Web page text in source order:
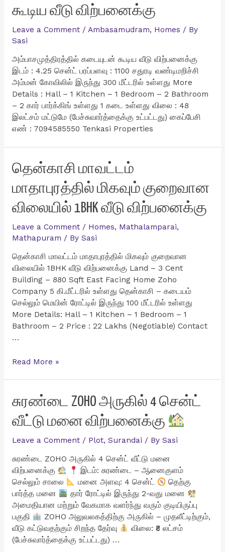
கூடிய வீடு விற்பனைக்கு
Leave a Comment / Ambasamudram, Homes / By
Sasi
அம்பாசமுத்திரத்தில் கடையுடன் கூடிய வீடு விற்பனைக்கு
இடம் : 4.25 சென்ட் பரப்பளவு : 1100 சதுரடி வண்டிமறிச்சி
அம்மன் கோவிலில் இருந்து 300 மீட்டரில் உள்ளது More
Details : Hall – 1 Kitchen – 1 Bedroom – 2 Bathroom
– 2 கார் பார்க்கிங் உள்ளது 1 கடை உள்ளது விலை : 48
இலட்சம் மட்டுமே (பேச்சுவார்த்தைக்கு உட்பட்டது) கைப்பேசி
எண் : 7094585550 Tenkasi Properties
தென்காசி மாவட்டம்
மாதாபுரத்தில் மிகவும் குறைவான
விலையில் 1BHK வீடு விற்பனைக்கு
Leave a Comment / Homes, Mathalamparai,
Mathapuram / By Sasi
தென்காசி மாவட்டம் மாதாபுரத்தில் மிகவும் குறைவான
விலையில் 1BHK வீடு விற்பனைக்கு Land – 3 Cent
Building – 880 Sqft East Facing Home Zoho
Company 5 கி.மீட்டரில் உள்ளது தென்காசி – கடையம்
செல்லும் மெயின் ரோட்டில் இருந்து 100 மீட்டரில் உள்ளது
More Details: Hall – 1 Kitchen – 1 Bedroom – 1
Bathroom – 2 Price : 22 Lakhs (Negotiable) Contact
…
தென்காசி
குறைவான
விலையில்
வீடு
விற்பனைக்கு
Read More »
சுரண்டை ZOHO அருகில் 4 சென்ட்
வீட்டு மனை விற்பனைக்கு
Leave a Comment / Plot, Surandai / By Sasi
சுரண்டை ZOHO அருகில் 4 சென்ட் வீட்டு மனை
விற்பனைக்கு
இடம்: சுரண்டை – ஆனைகுளம்
செல்லும் சாலை
மனை அளவு: 4 சென்ட்
தெற்கு
பார்த்த மனை
தார் ரோட்டில் இருந்து 2-வது மனை
அமைதியான மற்றும் வேகமாக வளர்ந்து வரும் குடியிருப்பு
பகுதி
ZOHO அலுவலகத்திற்கு அருகில் – முதலீட்டிற்கும்,
வீடு கட்டுவதற்கும் சிறந்த தேர்வு
விலை: ₹8 லட்சம்
(பேச்சுவார்த்தைக்கு உட்பட்டது) …